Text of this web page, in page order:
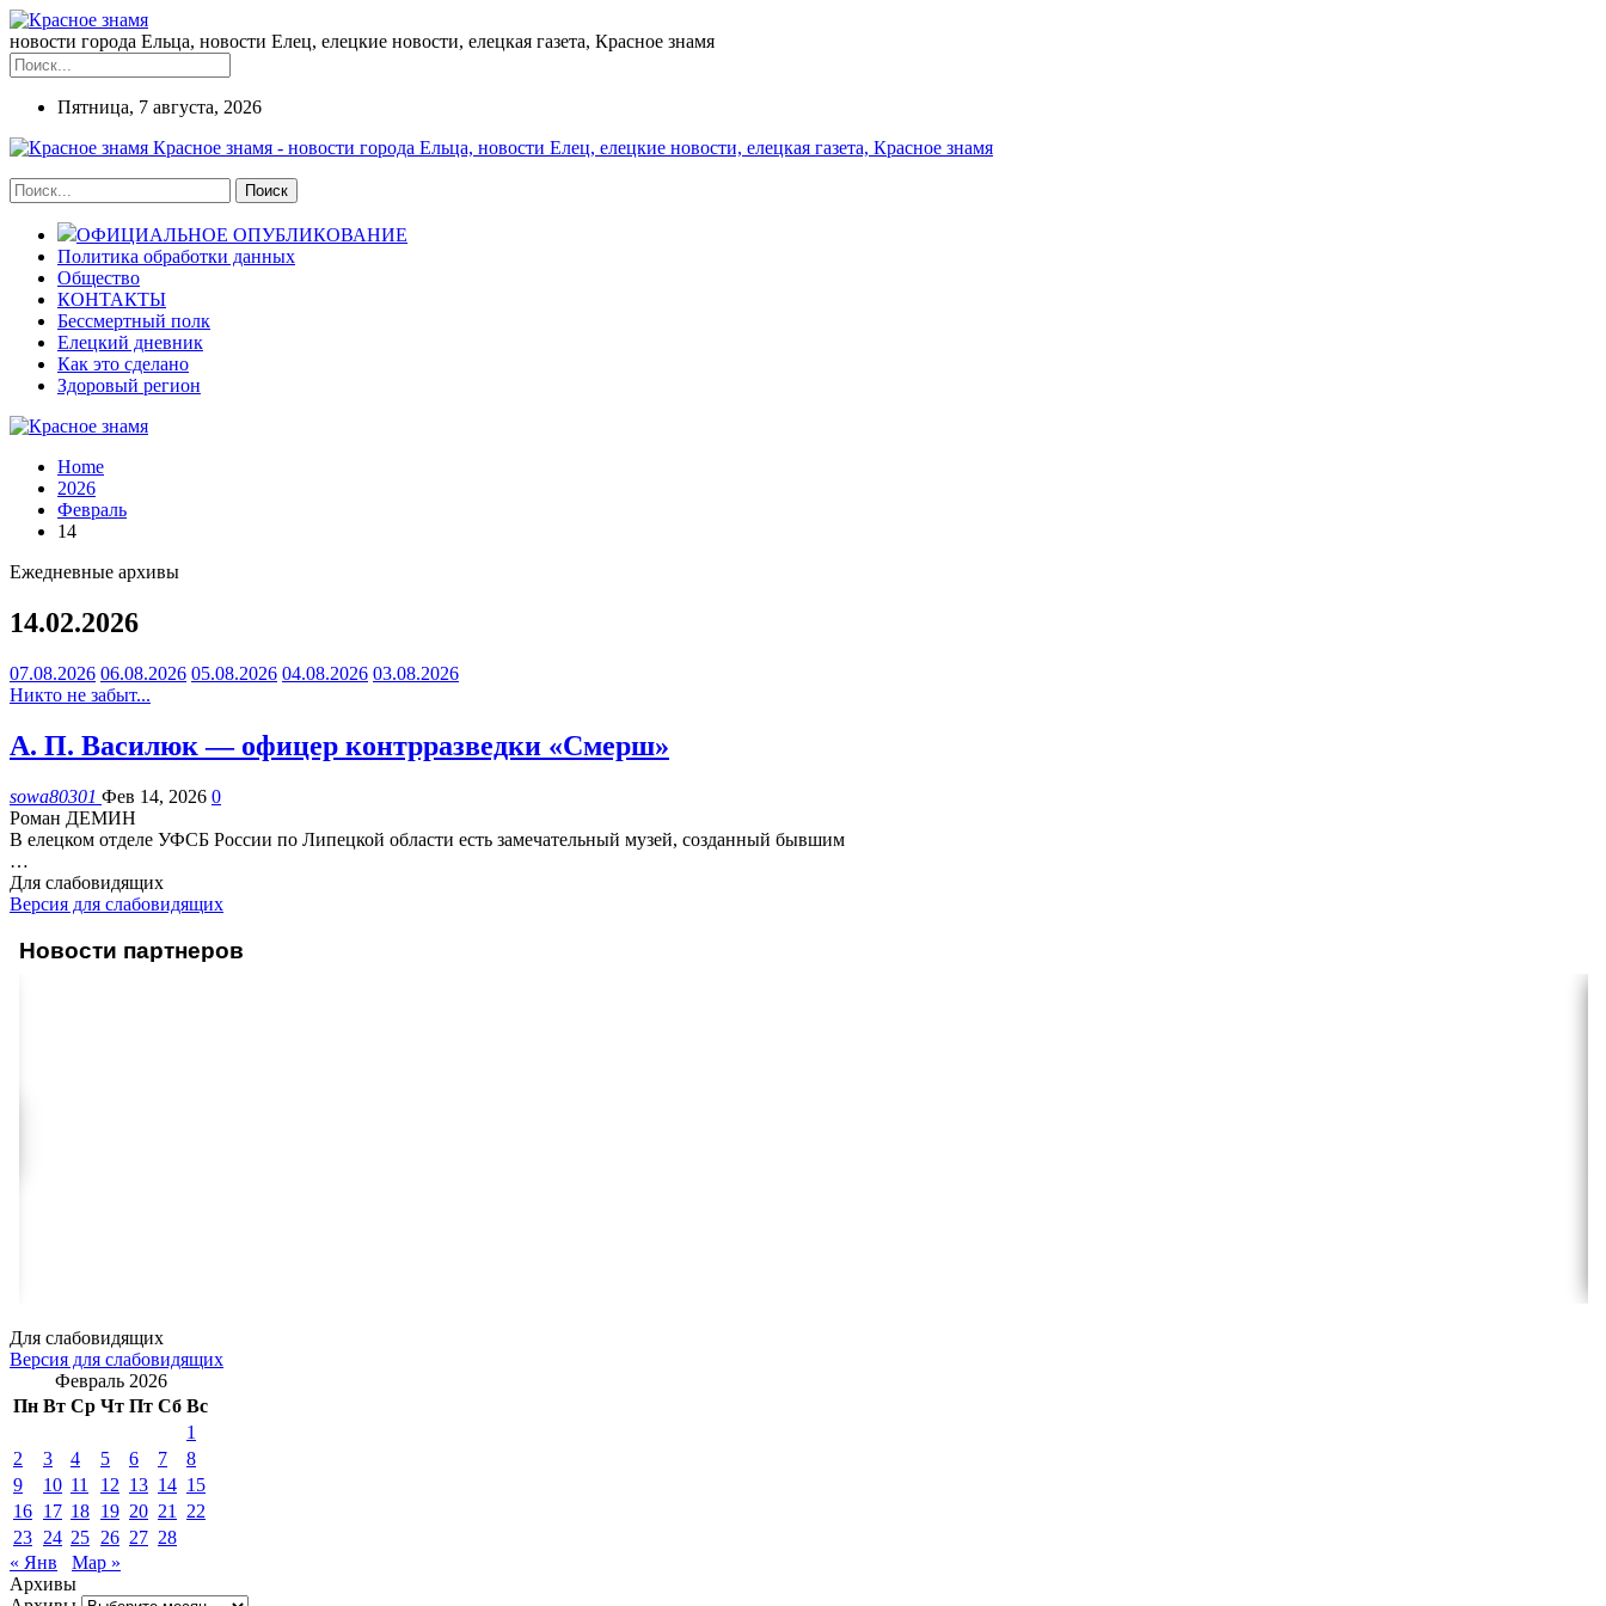
новости города Ельца, новости Елец, елецкие новости, елецкая газета, Красное знамя
Пятница, 7 августа, 2026
Красное знамя - новости города Ельца, новости Елец, елецкие новости, елецкая газета, Красное знамя
ОФИЦИАЛЬНОЕ ОПУБЛИКОВАНИЕ
Политика обработки данных
Общество
КОНТАКТЫ
Бессмертный полк
Елецкий дневник
Как это сделано
Здоровый регион
Home
2026
Февраль
14
Ежедневные архивы
14.02.2026
07.08.2026 06.08.2026 05.08.2026 04.08.2026 03.08.2026
Никто не забыт...
А. П. Василюк — офицер контрразведки «Смерш»
sowa80301 Фев 14, 2026 0
Роман ДЕМИН
В елецком отделе УФСБ России по Липецкой области есть замечательный музей, созданный бывшим
…
Для слабовидящих
Версия для слабовидящих
Новости партнеров
Для слабовидящих
Версия для слабовидящих
Февраль 2026
Пн Вт Ср Чт Пт Сб Вс
1
2
3 4 5 6 7
8
9
10 11 12 13 14 15
16 17 18 19 20 21
22
23 24 25 26 27 28
« Янв
Мар »
Архивы